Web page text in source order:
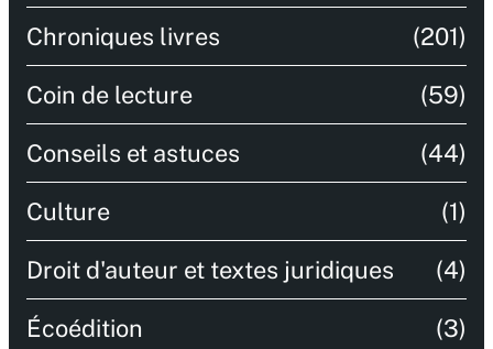
Chroniques livres (201)
Coin de lecture (59)
Conseils et astuces (44)
Culture (1)
Droit d'auteur et textes juridiques (4)
Écoédition (3)